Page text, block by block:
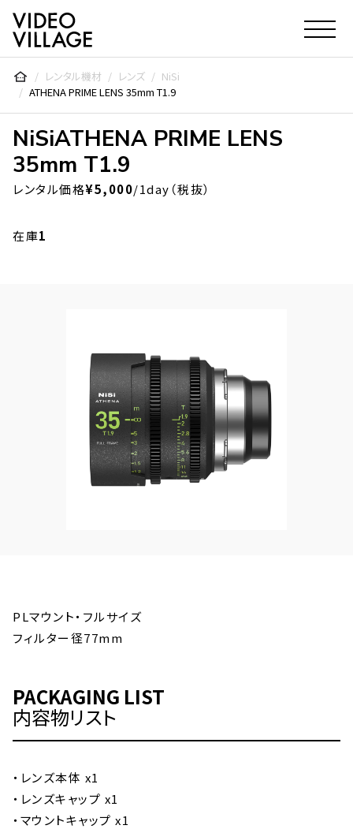
Video Village Inc.
レンタル機材 レンズ
NiSi
ATHENA PRIME LENS 35mm T1.9
NiSiATHENA PRIME LENS
35mm T1.9
レンタル価格¥5,000/1day（税抜）
在庫1
PLマウント・フルサイズ
フィルター径77mm
PACKAGING LIST
内容物リスト
・レンズ本体 x1
・レンズキャップ x1
・マウントキャップ x1